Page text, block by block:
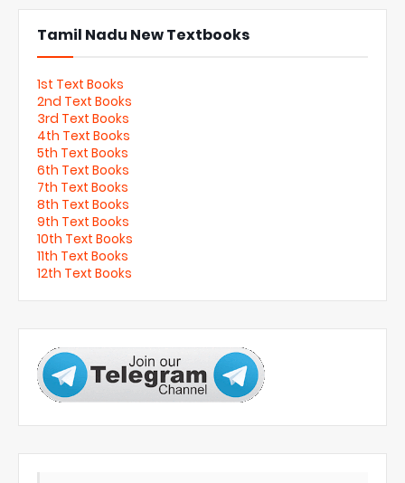
Tamil Nadu New Textbooks
1st Text Books
2nd Text Books
3rd Text Books
4th Text Books
5th Text Books
6th Text Books
7th Text Books
8th Text Books
9th Text Books
10th Text Books
11th Text Books
12th Text Books